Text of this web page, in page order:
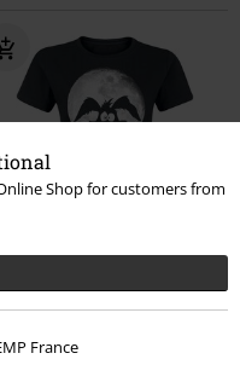
Shop for customers from
France
€ 24,99
- Moonlight